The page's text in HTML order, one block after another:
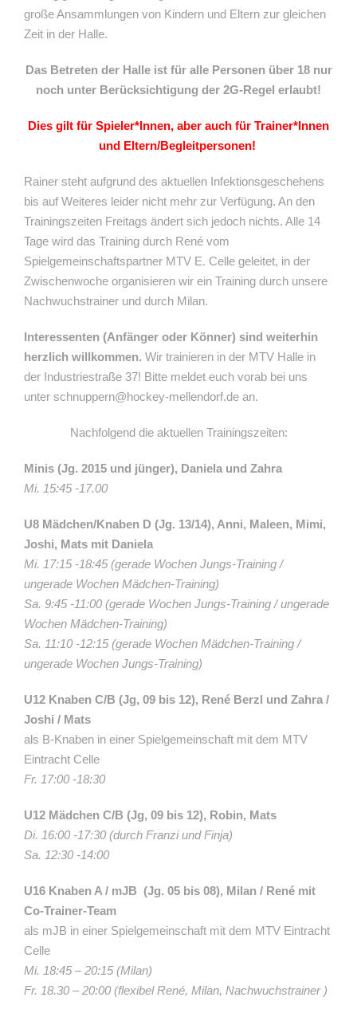
große Ansammlungen von Kindern und Eltern zur gleichen
Zeit in der Halle.
Das Betreten der Halle ist für alle Personen über 18 nur
noch unter Berücksichtigung der 2G-Regel erlaubt!
Dies gilt für Spieler*Innen, aber auch für Trainer*Innen
und Eltern/Begleitpersonen!
Rainer steht aufgrund des aktuellen Infektionsgeschehens
bis auf Weiteres leider nicht mehr zur Verfügung. An den
Trainingszeiten Freitags ändert sich jedoch nichts. Alle 14
Tage wird das Training durch René vom
Spielgemeinschaftspartner MTV E. Celle geleitet, in der
Zwischenwoche organisieren wir ein Training durch unsere
Nachwuchstrainer und durch Milan.
Interessenten (Anfänger oder Könner) sind weiterhin
herzlich willkommen. Wir trainieren in der MTV Halle in
der Industriestraße 37! Bitte meldet euch vorab bei uns
unter schnuppern@hockey-mellendorf.de an.
Nachfolgend die aktuellen Trainingszeiten:
Minis (Jg. 2015 und jünger), Daniela und Zahra
Mi. 15:45 -17.00
U8 Mädchen/Knaben D (Jg. 13/14), Anni, Maleen, Mimi,
Joshi, Mats mit Daniela
Mi. 17:15 -18:45 (gerade Wochen Jungs-Training /
ungerade Wochen Mädchen-Training)
Sa. 9:45 -11:00 (gerade Wochen Jungs-Training / ungerade
Wochen Mädchen-Training)
Sa. 11:10 -12:15 (gerade Wochen Mädchen-Training /
ungerade Wochen Jungs-Training)
U12 Knaben C/B (Jg, 09 bis 12), René Berzl und Zahra /
Joshi / Mats
als B-Knaben in einer Spielgemeinschaft mit dem MTV
Eintracht Celle
Fr. 17:00 -18:30
U12 Mädchen C/B (Jg, 09 bis 12), Robin, Mats
Di. 16:00 -17:30 (durch Franzi und Finja)
Sa. 12:30 -14:00
U16 Knaben A / mJB (Jg. 05 bis 08), Milan / René mit
Co-Trainer-Team
als mJB in einer Spielgemeinschaft mit dem MTV Eintracht
Celle
Mi. 18:45 – 20:15 (Milan)
Fr. 18.30 – 20:00 (flexibel René, Milan, Nachwuchstrainer )